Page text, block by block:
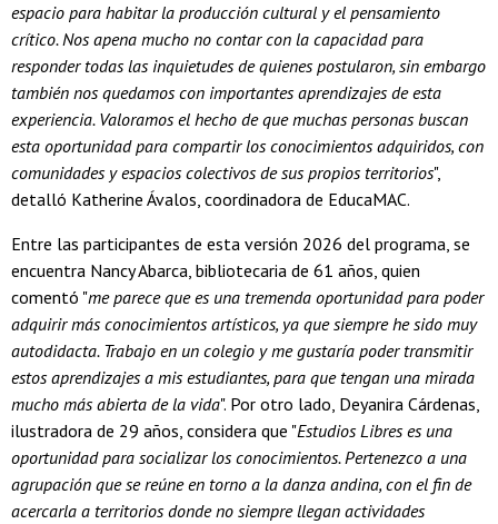
espacio para habitar la producción cultural y el pensamiento
crítico. Nos apena mucho no contar con la capacidad para
responder todas las inquietudes de quienes postularon, sin embargo
también nos quedamos con importantes aprendizajes de esta
experiencia. Valoramos el hecho de que muchas personas buscan
esta oportunidad para compartir los conocimientos adquiridos, con
comunidades y espacios colectivos de sus propios territorios",
detalló Katherine Ávalos, coordinadora de EducaMAC.
Entre las participantes de esta versión 2026 del programa, se
encuentra Nancy Abarca, bibliotecaria de 61 años, quien
comentó "me parece que es una tremenda oportunidad para poder
adquirir más conocimientos artísticos, ya que siempre he sido muy
autodidacta. Trabajo en un colegio y me gustaría poder transmitir
estos aprendizajes a mis estudiantes, para que tengan una mirada
mucho más abierta de la vida". Por otro lado, Deyanira Cárdenas,
ilustradora de 29 años, considera que "Estudios Libres es una
oportunidad para socializar los conocimientos. Pertenezco a una
agrupación que se reúne en torno a la danza andina, con el fin de
acercarla a territorios donde no siempre llegan actividades